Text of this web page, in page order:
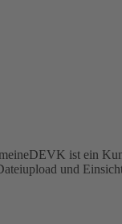
ist ein
und